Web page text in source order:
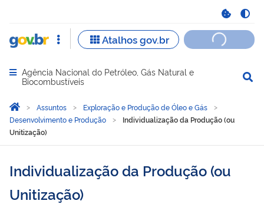
Abrir menu principal de navegação
Agência Nacional do Petróleo, Gás Natural e
Biocombustíveis
Você está aqui:
Página Inicial
Assuntos
Exploração e Produção de Óleo e Gás
Desenvolvimento e Produção
Individualização da Produção (ou
Unitização)
Individualização da Produção (ou
Unitização)